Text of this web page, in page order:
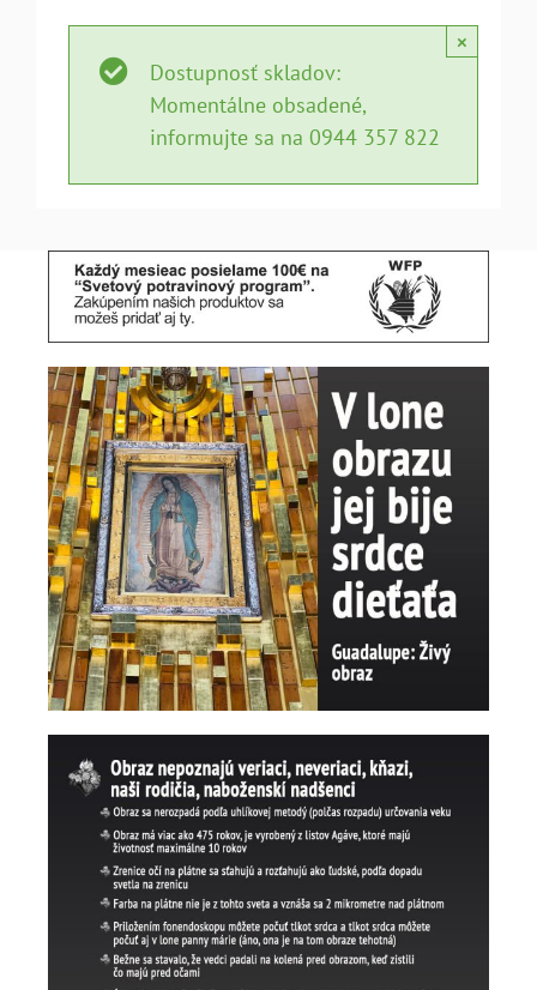
×
Dostupnosť skladov:
Momentálne obsadené,
informujte sa na 0944 357 822